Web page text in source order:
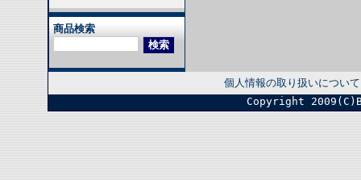
商品検索
個人情報の取り扱いについて
Copyright